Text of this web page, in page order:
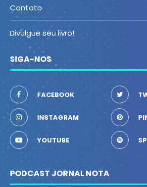
Contato
Divulgue seu livro!
SIGA-NOS
FACEBOOK
INSTAGRAM
YOUTUBE
PODCAST JORNAL NOTA